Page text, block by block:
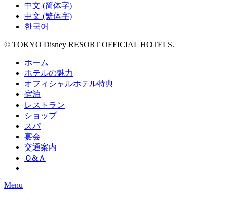
中文 (简体字)
中文 (繁体字)
한국어
© TOKYO Disney RESORT OFFICIAL HOTELS.
ホーム
ホテルの魅力
オフィシャルホテル特典
宿泊
レストラン
ショップ
スパ
宴会
交通案内
Ｑ&Ａ
Menu